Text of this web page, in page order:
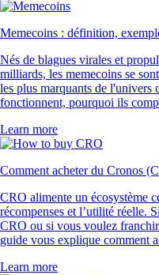
Memecoins : définition,
Nés de blagues virales et
milliards, les memecoins se
les plus marquants de
fonctionnent, pourquoi ils
Learn more
Comment acheter du Cronos
CRO alimente un écosystème
récompenses et l’utilité réelle.
CRO ou si vous voulez
guide vous explique comment
Learn more